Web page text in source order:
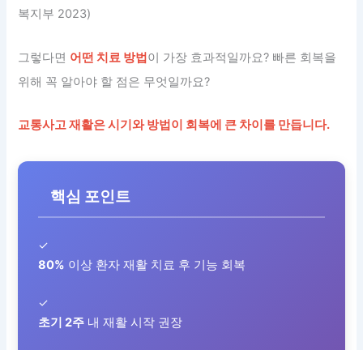
복지부 2023)
그렇다면 어떤 치료 방법이 가장 효과적일까요? 빠른 회복을
위해 꼭 알아야 할 점은 무엇일까요?
교통사고 재활은 시기와 방법이 회복에 큰 차이를 만듭니다.
핵심 포인트
✓
80% 이상 환자 재활 치료 후 기능 회복
✓
초기 2주 내 재활 시작 권장